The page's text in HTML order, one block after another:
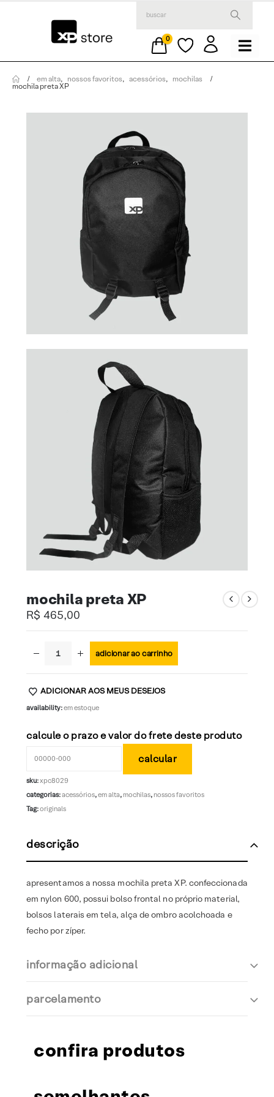
0
em alta, nossos favoritos, acessórios, mochilas
mochila preta XP
mochila preta XP
R$ 465,00
adicionar ao carrinho
ADICIONAR AOS MEUS DESEJOS
availability:em estoque
calcule o prazo e valor do frete deste produto
sku:xpc8029
categorias:acessórios,em alta, mochilas, nossos favoritos
Tag:originals
descrição
apresentamos a nossa mochila preta XP. confeccionada
em nylon 600, possui bolso frontal no próprio material,
bolsos laterais em tela, alça de ombro acolchoada e
fecho por zíper.
informação adicional
parcelamento
confira produtos